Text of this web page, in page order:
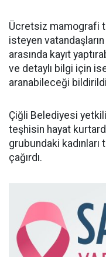
Ücretsiz mamografi
isteyen
arasında kayıt
ve detaylı bilgi için
aranabileceği
Çiğli Belediyesi
teşhisin hayat
grubundaki kadınları
çağırdı.